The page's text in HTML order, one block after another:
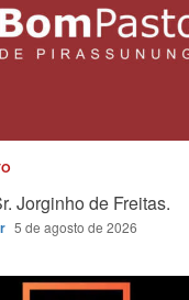
Jorginho de Freitas.
5 de agosto de 2026